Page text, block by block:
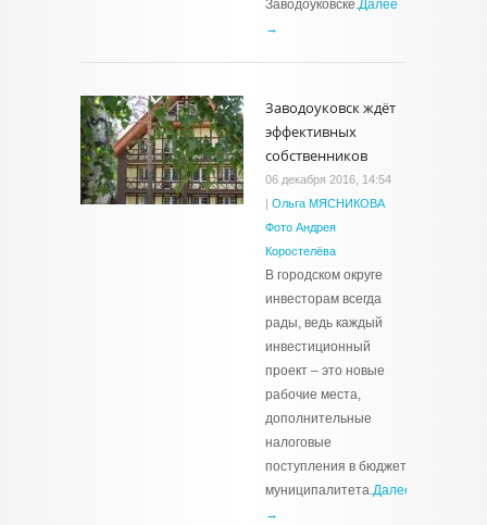
Заводоуковске.Далее
→
Заводоуковск ждёт
эффективных
собственников
06 декабря 2016, 14:54
| Ольга МЯСНИКОВА
Фото Андрея
Коростелёва
В городском округе
инвесторам всегда
рады, ведь каждый
инвестиционный
проект – это новые
рабочие места,
дополнительные
налоговые
поступления в бюджет
муниципалитета.Далее
→